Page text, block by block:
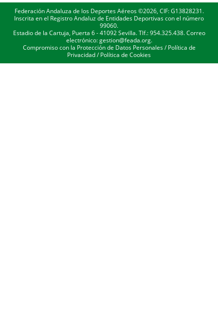
Federación Andaluza de los Deportes Aéreos ©2026, CIF: G13828231.
Inscrita en el Registro Andaluz de Entidades Deportivas con el número
99060.
Estadio de la Cartuja, Puerta 6 - 41092 Sevilla. Tlf.: 954.325.438. Correo
electrónico: gestion@feada.org.
Compromiso con la Protección de Datos Personales/Política de
Privacidad/Política de Cookies